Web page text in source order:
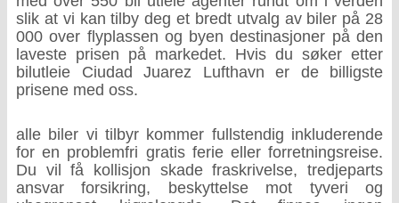
slik at vi kan tilby deg et bredt utvalg av biler på 28
000 over flyplassen og byen destinasjoner på den
laveste prisen på markedet. Hvis du søker etter
bilutleie Ciudad Juarez Lufthavn er de billigste
prisene med oss.
alle biler vi tilbyr kommer fullstendig inkluderende
for en problemfri gratis ferie eller forretningsreise.
Du vil få kollisjon skade fraskrivelse, tredjeparts
ansvar forsikring, beskyttelse mot tyveri og